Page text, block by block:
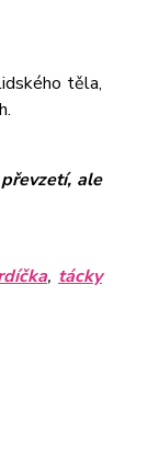
těla,
ale
, tácky